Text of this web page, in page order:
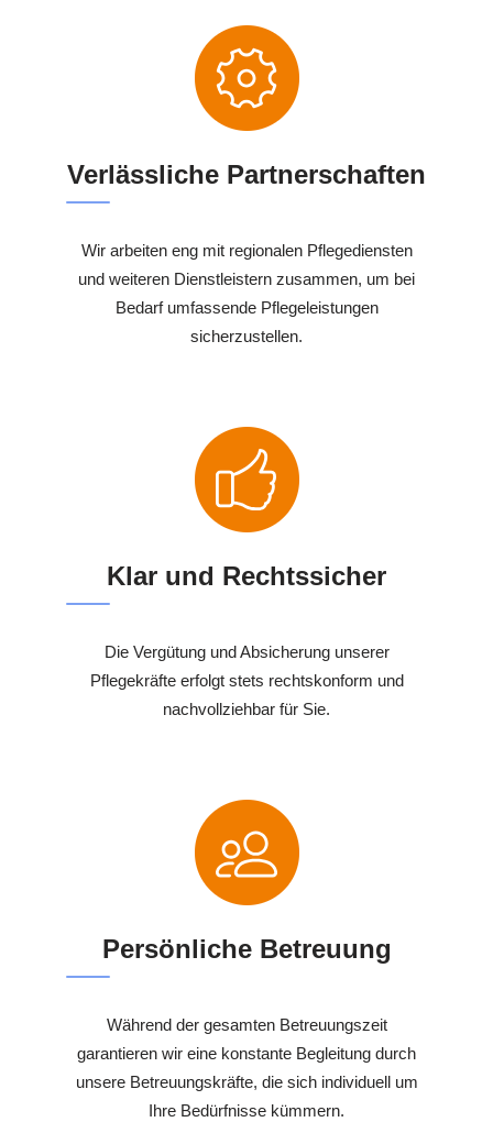
Verlässliche Partnerschaften
Wir arbeiten eng mit regionalen Pflegediensten
und weiteren Dienstleistern zusammen, um bei
Bedarf umfassende Pflegeleistungen
sicherzustellen.
Klar und Rechtssicher
Die Vergütung und Absicherung unserer
Pflegekräfte erfolgt stets rechtskonform und
nachvollziehbar für Sie.
Persönliche Betreuung
Während der gesamten Betreuungszeit
garantieren wir eine konstante Begleitung durch
unsere Betreuungskräfte, die sich individuell um
Ihre Bedürfnisse kümmern.